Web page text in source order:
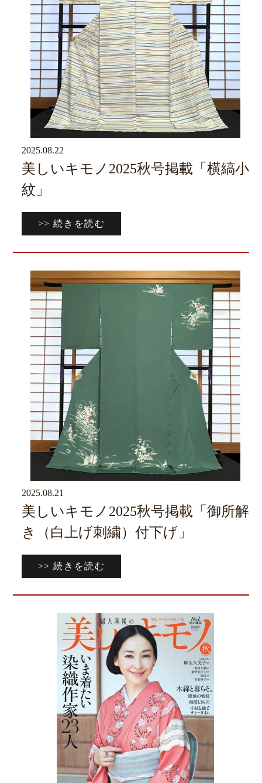
2025.08.22
美しいキモノ2025秋号掲載「横縞小
紋」
>> 続きを読む
2025.08.21
美しいキモノ2025秋号掲載「御所解
き（白上げ刺繍）付下げ」
>> 続きを読む